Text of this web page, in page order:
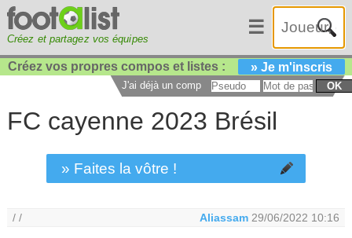
Créez et partagez vos équipes
☰
Créez vos propres compos et listes : » Je m'inscris
J'ai déjà un compte : OK
FC cayenne 2023 Brésil
» Faites la vôtre !
/ / Aliassam 29/06/2022 10:16